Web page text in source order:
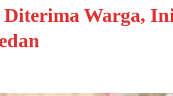
Warga,